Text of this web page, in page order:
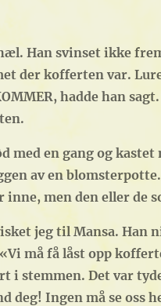
Han svinset ikke
der kofferten var.
hadde han
med en gang og
av en
inne, men den eller de
jeg til Mansa. Han
må få låst opp
i stemmen. Det var
deg! Ingen må se oss